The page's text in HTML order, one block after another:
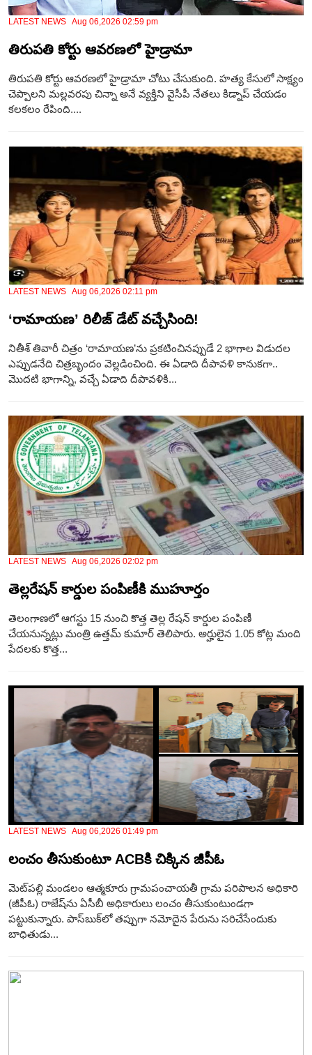
LATEST NEWS Aug 06,2026 02:59 pm
తిరుపతి కోర్టు ఆవరణలో హైడ్రామా
తిరుపతి కోర్టు ఆవరణలో హైడ్రామా చోటు చేసుకుంది. హత్య కేసులో సాక్ష్యం
చెప్పాలని మల్లవరపు చిన్నా అనే వ్యక్తిని వైసీపీ నేతలు కిడ్నాప్‌ చేయడం
కలకలం రేపింది....
LATEST NEWS Aug 06,2026 02:11 pm
‘రామాయణ’ రిలీజ్ డేట్ వచ్చేసింది!
నితీశ్‌ తివారీ చిత్రం ‘రామాయణ’ను ప్రకటించినప్పుడే 2 భాగాల విడుదల
ఎప్పుడనేది చిత్రబృందం వెల్లడించింది. ఈ ఏడాది దీపావళి కానుకగా..
మొదటి భాగాన్ని, వచ్చే ఏడాది దీపావళికి...
LATEST NEWS Aug 06,2026 02:02 pm
తెల్లరేషన్‌ కార్డుల పంపిణీకి ముహూర్తం
తెలంగాణలో ఆగస్టు 15 నుంచి కొత్త తెల్ల రేషన్‌ కార్డుల పంపిణీ
చేయనున్నట్లు మంత్రి ఉత్తమ్ కుమార్‌ తెలిపారు. అర్హులైన 1.05 కోట్ల మంది
పేదలకు కొత్త...
LATEST NEWS Aug 06,2026 01:49 pm
లంచం తీసుకుంటూ ACBకి చిక్కిన జీపీఓ
మెట్‌పల్లి మండలం ఆత్మకూరు గ్రామపంచాయతీ గ్రామ పరిపాలన అధికారి
(జీపీఓ) రాజేష్‌ను ఏసీబీ అధికారులు లంచం తీసుకుంటుండగా
పట్టుకున్నారు. పాస్‌బుక్‌లో తప్పుగా నమోదైన పేరును సరిచేసేందుకు
బాధితుడు...